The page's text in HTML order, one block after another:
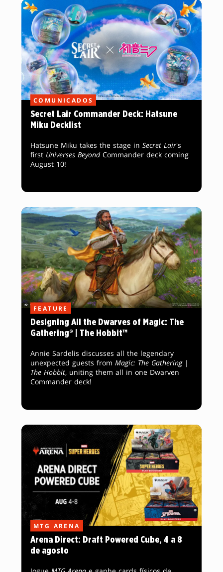
COMUNICADOS
Secret Lair Commander Deck: Hatsune
Miku Decklist
Hatsune Miku takes the stage in Secret Lair's
first Universes BeyondCommander deck coming
August 10!
FEATURE
Designing All the Dwarves of Magic: The
Gathering® | The Hobbit™
Annie Sardelis discusses all the legendary
unexpected guests from Magic: The Gathering|
The Hobbit, uniting them all in one Dwarven
Commander deck!
MTG ARENA
Arena Direct: Draft Powered Cube, 4 a 8
de agosto